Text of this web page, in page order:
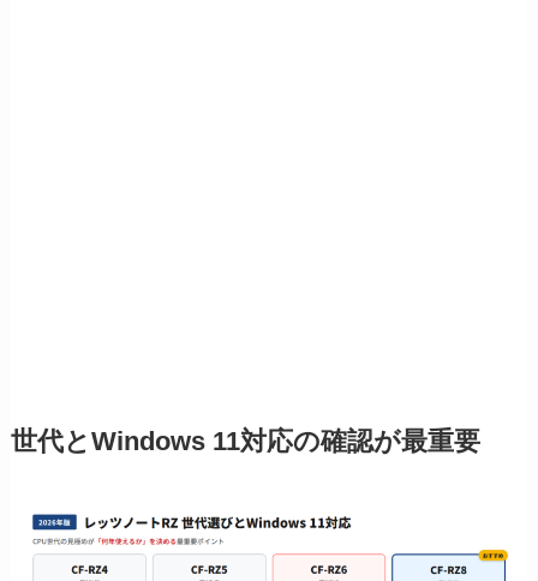
世代とWindows 11対応の確認が最重要